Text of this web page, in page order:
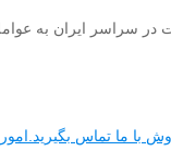
سراسر ایران به
تماس بگیرید.امور